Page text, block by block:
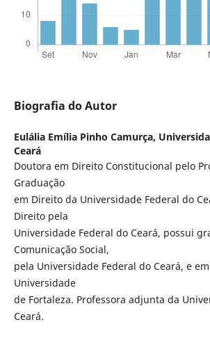
Biografia do Autor
Eulália Emília Pinho Camurça,
Ceará
Doutora em Direito Constitucional pelo
Graduação
em Direito da Universidade Federal do
Direito pela
Universidade Federal do Ceará, possui
Comunicação Social,
pela Universidade Federal do Ceará, e
Universidade
de Fortaleza. Professora adjunta da
Ceará.